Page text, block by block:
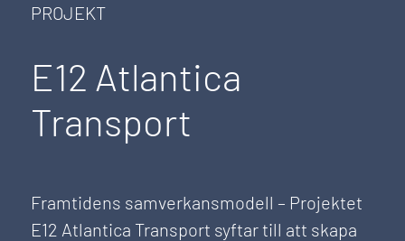
PROJEKT
E12 Atlantica
Transport
Framtidens samverkansmodell – Projektet
E12 Atlantica Transport syftar till att skapa